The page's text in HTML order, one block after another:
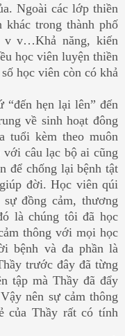
Ngoài các lớp thiền
trong thành phố
v v…Khả năng, kiến
học viên luyện thiền
học viên còn có khả
“đến hẹn lại lên” đến
về sinh hoạt đông
tuổi kèm theo muôn
với câu lạc bộ ai cũng
để chống lại bệnh tật
đời. Học viên qúi
đồng cảm, thương
là chúng tôi đã học
thông với mọi học
bệnh và đa phần là
trước đây đã từng
tập mà Thầy đã đẩy
nên sự cảm thông
của Thầy rất có tính